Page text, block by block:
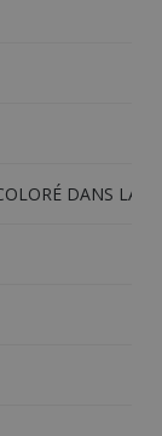
DANS LA